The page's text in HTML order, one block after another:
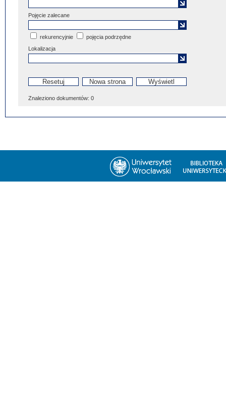
Pojęcie zalecane
rekurencyjnie
pojęcia podrzędne
Lokalizacja
Znaleziono dokumentów: 0